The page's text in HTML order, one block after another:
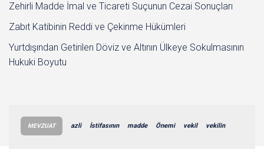
Zehirli Madde İmal ve Ticareti Suçunun Cezai Sonuçları
Zabıt Katibinin Reddi ve Çekinme Hükümleri
Yurtdışından Getirilen Döviz ve Altının Ülkeye Sokulmasının
Hukuki Boyutu
MEVZUAT azli İstifasının madde Önemi vekil vekilin